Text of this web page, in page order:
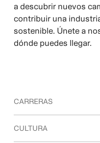
a descubrir nuevos
contribuir una
sostenible. Únete a
dónde puedes llegar.
CARRERAS
Descubre nuestras áreas
CULTURA